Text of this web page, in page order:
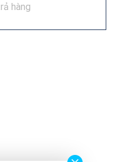
hàng